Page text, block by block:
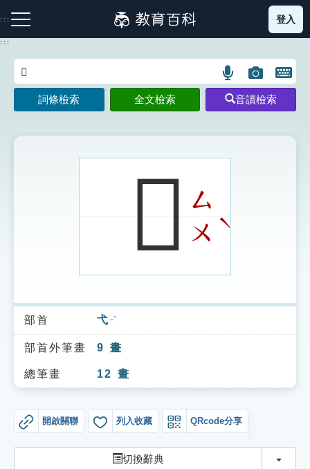
到
主
:::
注音索引圖示 筆畫索引圖示 部首索引表圖示
索引選單
知識索引
單字索引
登入
:::
語
言
搜
示
圖
片
搜
開
鍵
圖
詞條檢索 全文檢索 音讀檢索
𢎎ㄙ
ㄨˋ
部首 弋 ㄧˋ
部首外筆畫 9 畫
總筆畫 12 畫
開啟關聯 列入收藏 QRcode分享
切換辭典 切換